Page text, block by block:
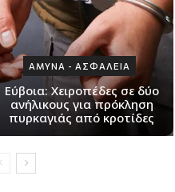
ΑΜΥΝΑ - ΑΣΦΑΛΕΙΑ
Εύβοια: Χειροπέδες σε δύο
ανήλικους για πρόκληση
πυρκαγιάς από κροτίδες